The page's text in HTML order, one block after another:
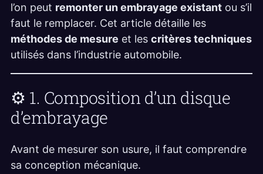
l’on peut remonter un embrayage existant ou s’il
faut le remplacer. Cet article détaille les
méthodes de mesure et les critères techniques
utilisés dans l’industrie automobile.
⚙️ 1. Composition d’un disque
d’embrayage
Avant de mesurer son usure, il faut comprendre
sa conception mécanique.